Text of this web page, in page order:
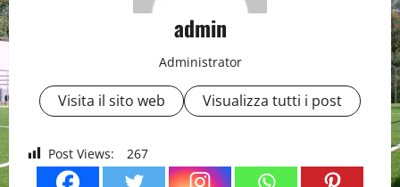
admin
Administrator
Visita il sito web Visualizza tutti i post
Post Views: 267